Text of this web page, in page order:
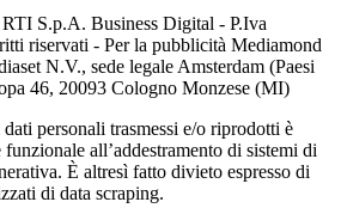
RTI S.p.A. Business Digital - P.Iva
riservati - Per la pubblicità Mediamond
N.V., sede legale Amsterdam (Paesi
46, 20093 Cologno Monzese (MI)
personali trasmessi e/o riprodotti è
all’addestramento di sistemi di
È altresì fatto divieto espresso di
di data scraping.